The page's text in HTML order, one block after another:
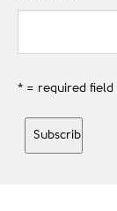
* = required field